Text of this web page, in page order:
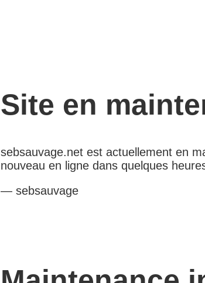
Site en
sebsauvage.net est actuellement en
nouveau en ligne dans quelques
— sebsauvage